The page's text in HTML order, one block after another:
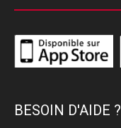
BESOIN D'AIDE ?